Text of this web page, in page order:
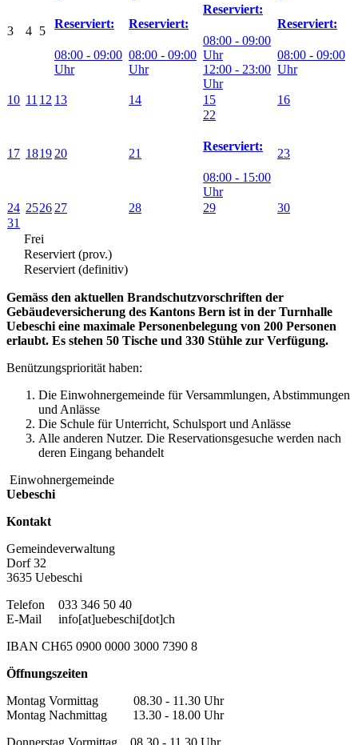
3 4 5
Reserviert:
08:00 - 09:00
Uhr
Reserviert:
08:00 - 09:00
Uhr
Reserviert:
08:00 - 09:00
Uhr
12:00 - 23:00
Uhr
Reserviert:
08:00 - 09:00
Uhr
10 11 12 13 14 15 16
17 1819 20 21
22
Reserviert:
08:00 - 15:00
Uhr
23
24 2526 27 28 29
30
31
Frei
Reserviert (prov.)
Reserviert (definitiv)
Gemäss den aktuellen Brandschutzvorschriften der
Gebäudeversicherung des Kantons Bern ist in der Turnhalle
Uebeschi eine maximale Personenbelegung von 200 Personen
erlaubt. Es stehen 50 Tische und 330 Stühle zur Verfügung.
Benützungspriorität haben:
Die Einwohnergemeinde für Versammlungen, Abstimmungen
und Anlässe
Die Schule für Unterricht, Schulsport und Anlässe
Alle anderen Nutzer. Die Reservationsgesuche werden nach
deren Eingang behandelt
Einwohnergemeinde
Uebeschi
Kontakt
Gemeindeverwaltung
Dorf 32
3635 Uebeschi
Telefon
033 346 50 40
E-Mail
info[at]uebeschi[dot]ch
IBAN CH65 0900 0000 3000 7390 8
Öffnungszeiten
Montag Vormittag 08.30 - 11.30 Uhr
Montag Nachmittag 13.30 - 18.00 Uhr
Donnerstag Vormittag 08.30 - 11.30 Uhr